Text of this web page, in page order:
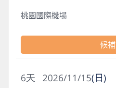
桃園國際機場
候補
2026/11/15(日)
6天